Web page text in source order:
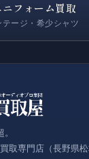
ニフォーム買取
ージ・希少シャツ
取専門店（長野県松